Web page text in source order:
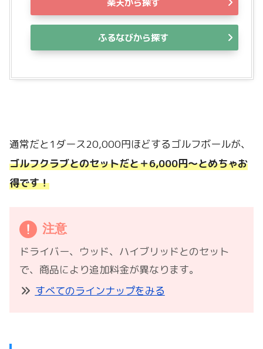
ふるなびから探す
通常だと1ダース20,000円ほどするゴルフボールが、
ゴルフクラブとのセットだと＋6,000円～とめちゃお
得です！
注意
ドライバー、ウッド、ハイブリッドとのセット
で、商品により追加料金が異なります。
すべてのラインナップをみる